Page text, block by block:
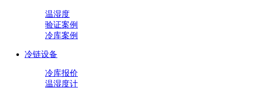
温湿度
验证案例
冷库案例
冷链设备
冷库报价
温湿度计